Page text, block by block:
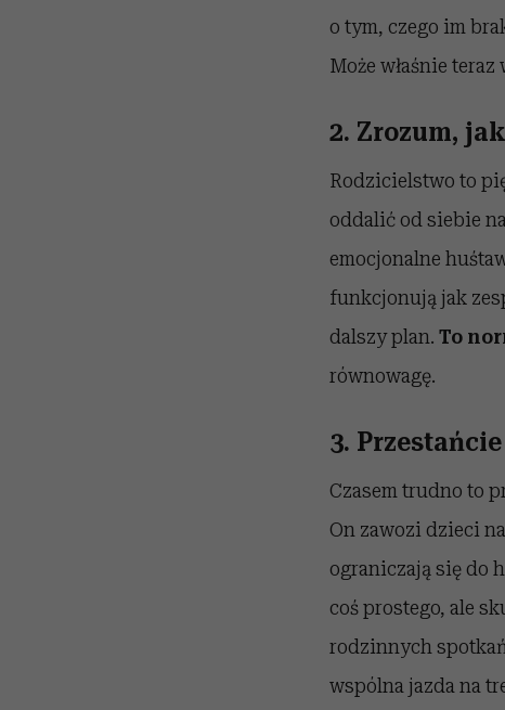
o tym, czego im
Może właśnie
2. Zrozum,
Rodzicielstwo to
oddalić od siebie
emocjonalne
funkcjonują jak
dalszy plan. To
równowagę.
3.
Czasem trudno to
On zawozi dzieci
ograniczają się do
coś prostego, ale
rodzinnych
wspólna jazda na